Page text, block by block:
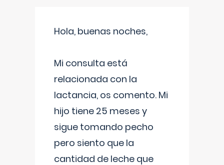
Hola, buenas noches,
Mi consulta está
relacionada con la
lactancia, os comento. Mi
hijo tiene 25 meses y
sigue tomando pecho
pero siento que la
cantidad de leche que